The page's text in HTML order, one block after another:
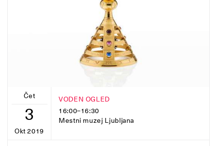
Čet
3
Okt 2019
VODEN OGLED
16:00–16:30
Mestni muzej Ljubljana